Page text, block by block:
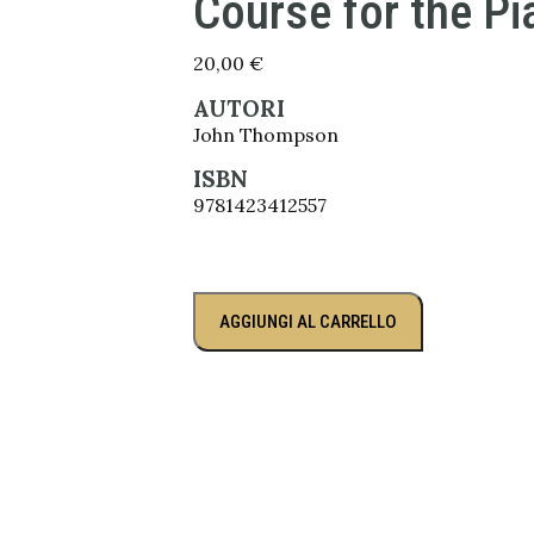
Course for the
20,00 €
AUTORI
John Thompson
ISBN
9781423412557
AGGIUNGI AL CARRELLO